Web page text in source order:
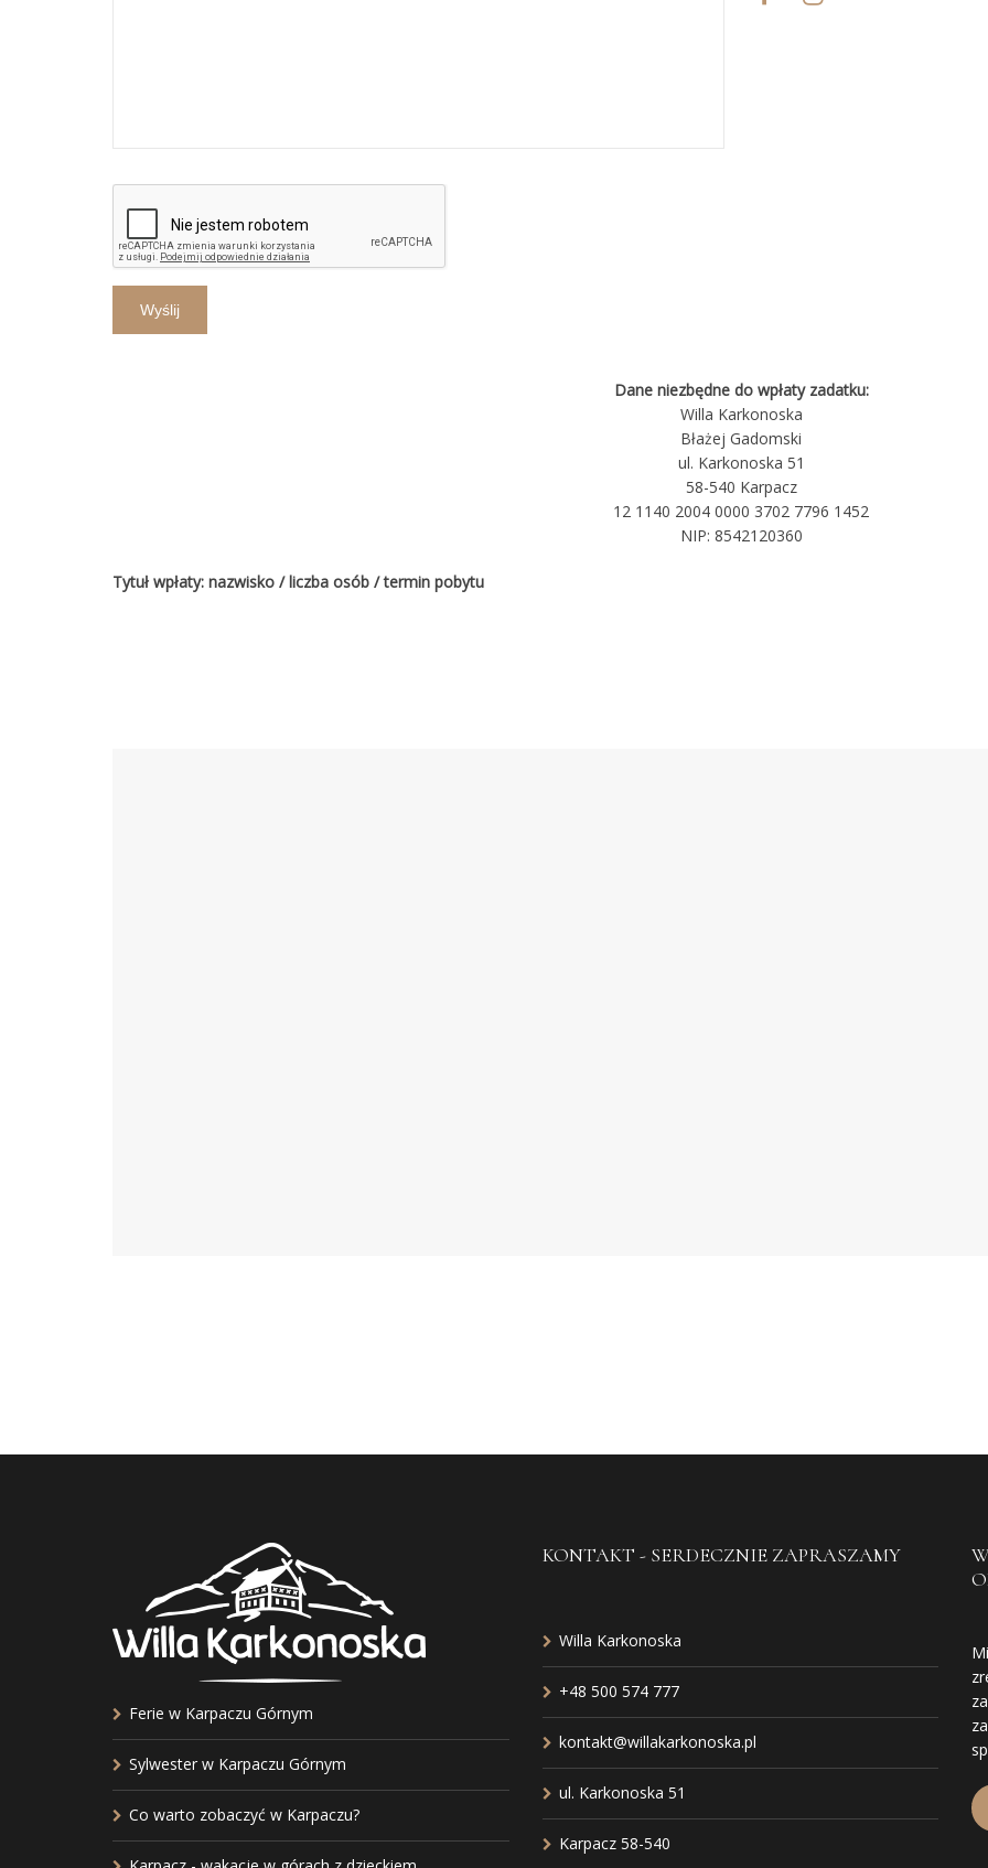
Dane niezbędne do wpłaty zadatku:
Willa Karkonoska
Błażej Gadomski
ul. Karkonoska 51
58-540 Karpacz
12 1140 2004 0000 3702 7796 1452
NIP: 8542120360
Tytuł wpłaty: nazwisko / liczba osób / termin pobytu
Ferie w Karpaczu Górnym
Sylwester w Karpaczu Górnym
Co warto zobaczyć w Karpaczu?
KONTAKT - SERDECZNIE ZAPRASZAMY
Willa Karkonoska
+48 500 574 777
kontakt@willakarkonoska.pl
ul. Karkonoska 51
Karpacz 58-540